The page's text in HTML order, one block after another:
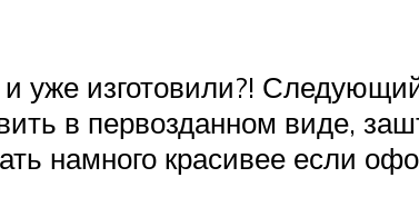
уже изготовили?!
в первозданном виде,
намного красивее если